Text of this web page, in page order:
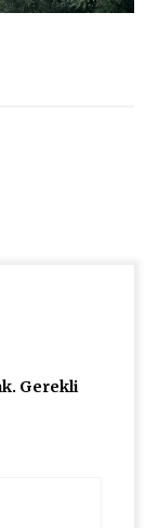
Gerekli